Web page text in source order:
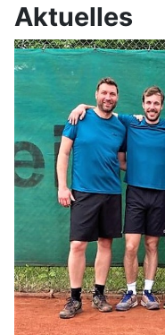
Aktuelles